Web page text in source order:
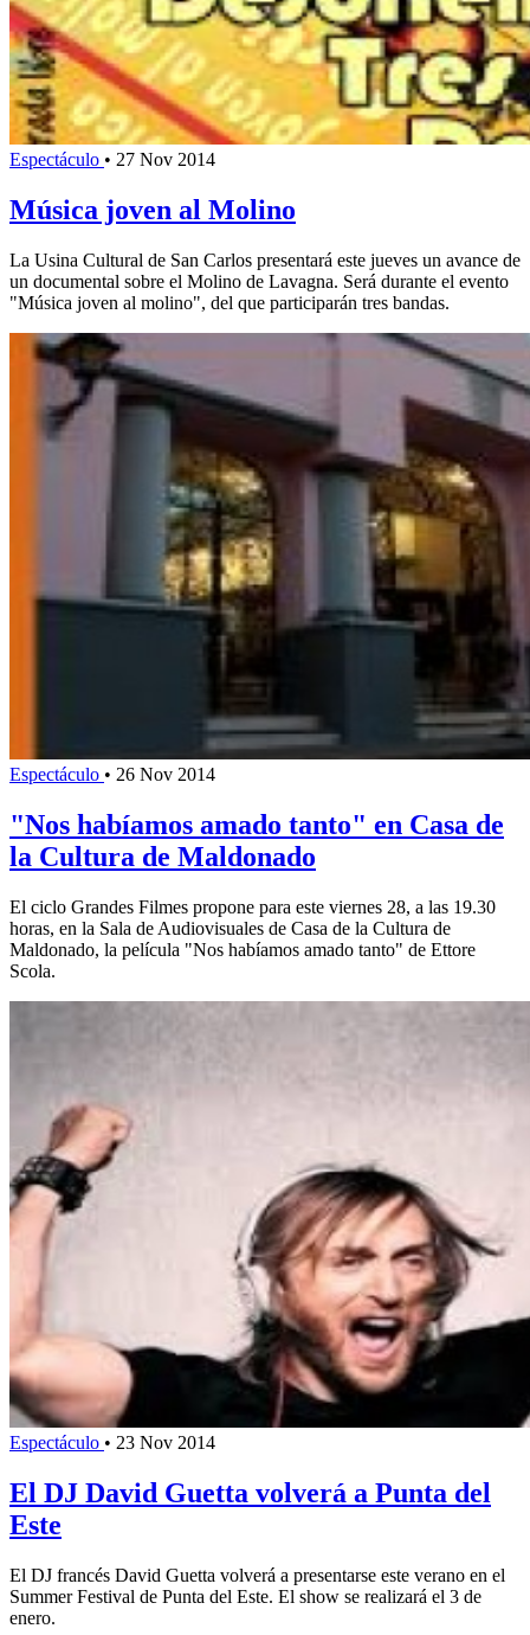
Espectáculo • 27 Nov 2014
Música joven al Molino
La Usina Cultural de San Carlos presentará este jueves un avance de
un documental sobre el Molino de Lavagna. Será durante el evento
"Música joven al molino", del que participarán tres bandas.
Espectáculo • 26 Nov 2014
"Nos habíamos amado tanto" en Casa de
la Cultura de Maldonado
El ciclo Grandes Filmes propone para este viernes 28, a las 19.30
horas, en la Sala de Audiovisuales de Casa de la Cultura de
Maldonado, la película "Nos habíamos amado tanto" de Ettore
Scola.
Espectáculo • 23 Nov 2014
El DJ David Guetta volverá a Punta del
Este
El DJ francés David Guetta volverá a presentarse este verano en el
Summer Festival de Punta del Este. El show se realizará el 3 de
enero.